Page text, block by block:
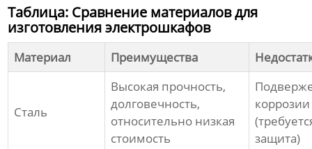
Таблица: Сравнение материалов для
изготовления электрошкафов
Материал Преимущества
Сталь
Высокая прочность,
долговечность,
относительно низкая
стоимость
коррозии
защита)